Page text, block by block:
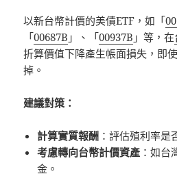
以新台幣計價的美債ETF，如「
「00687B 」、「00937B 」等，在
折算價值下降產生帳面損失，即
掉。
建議對策：
計算實質報酬 ：評估殖利率是
考慮轉向台幣計價資產 ：如台
金。